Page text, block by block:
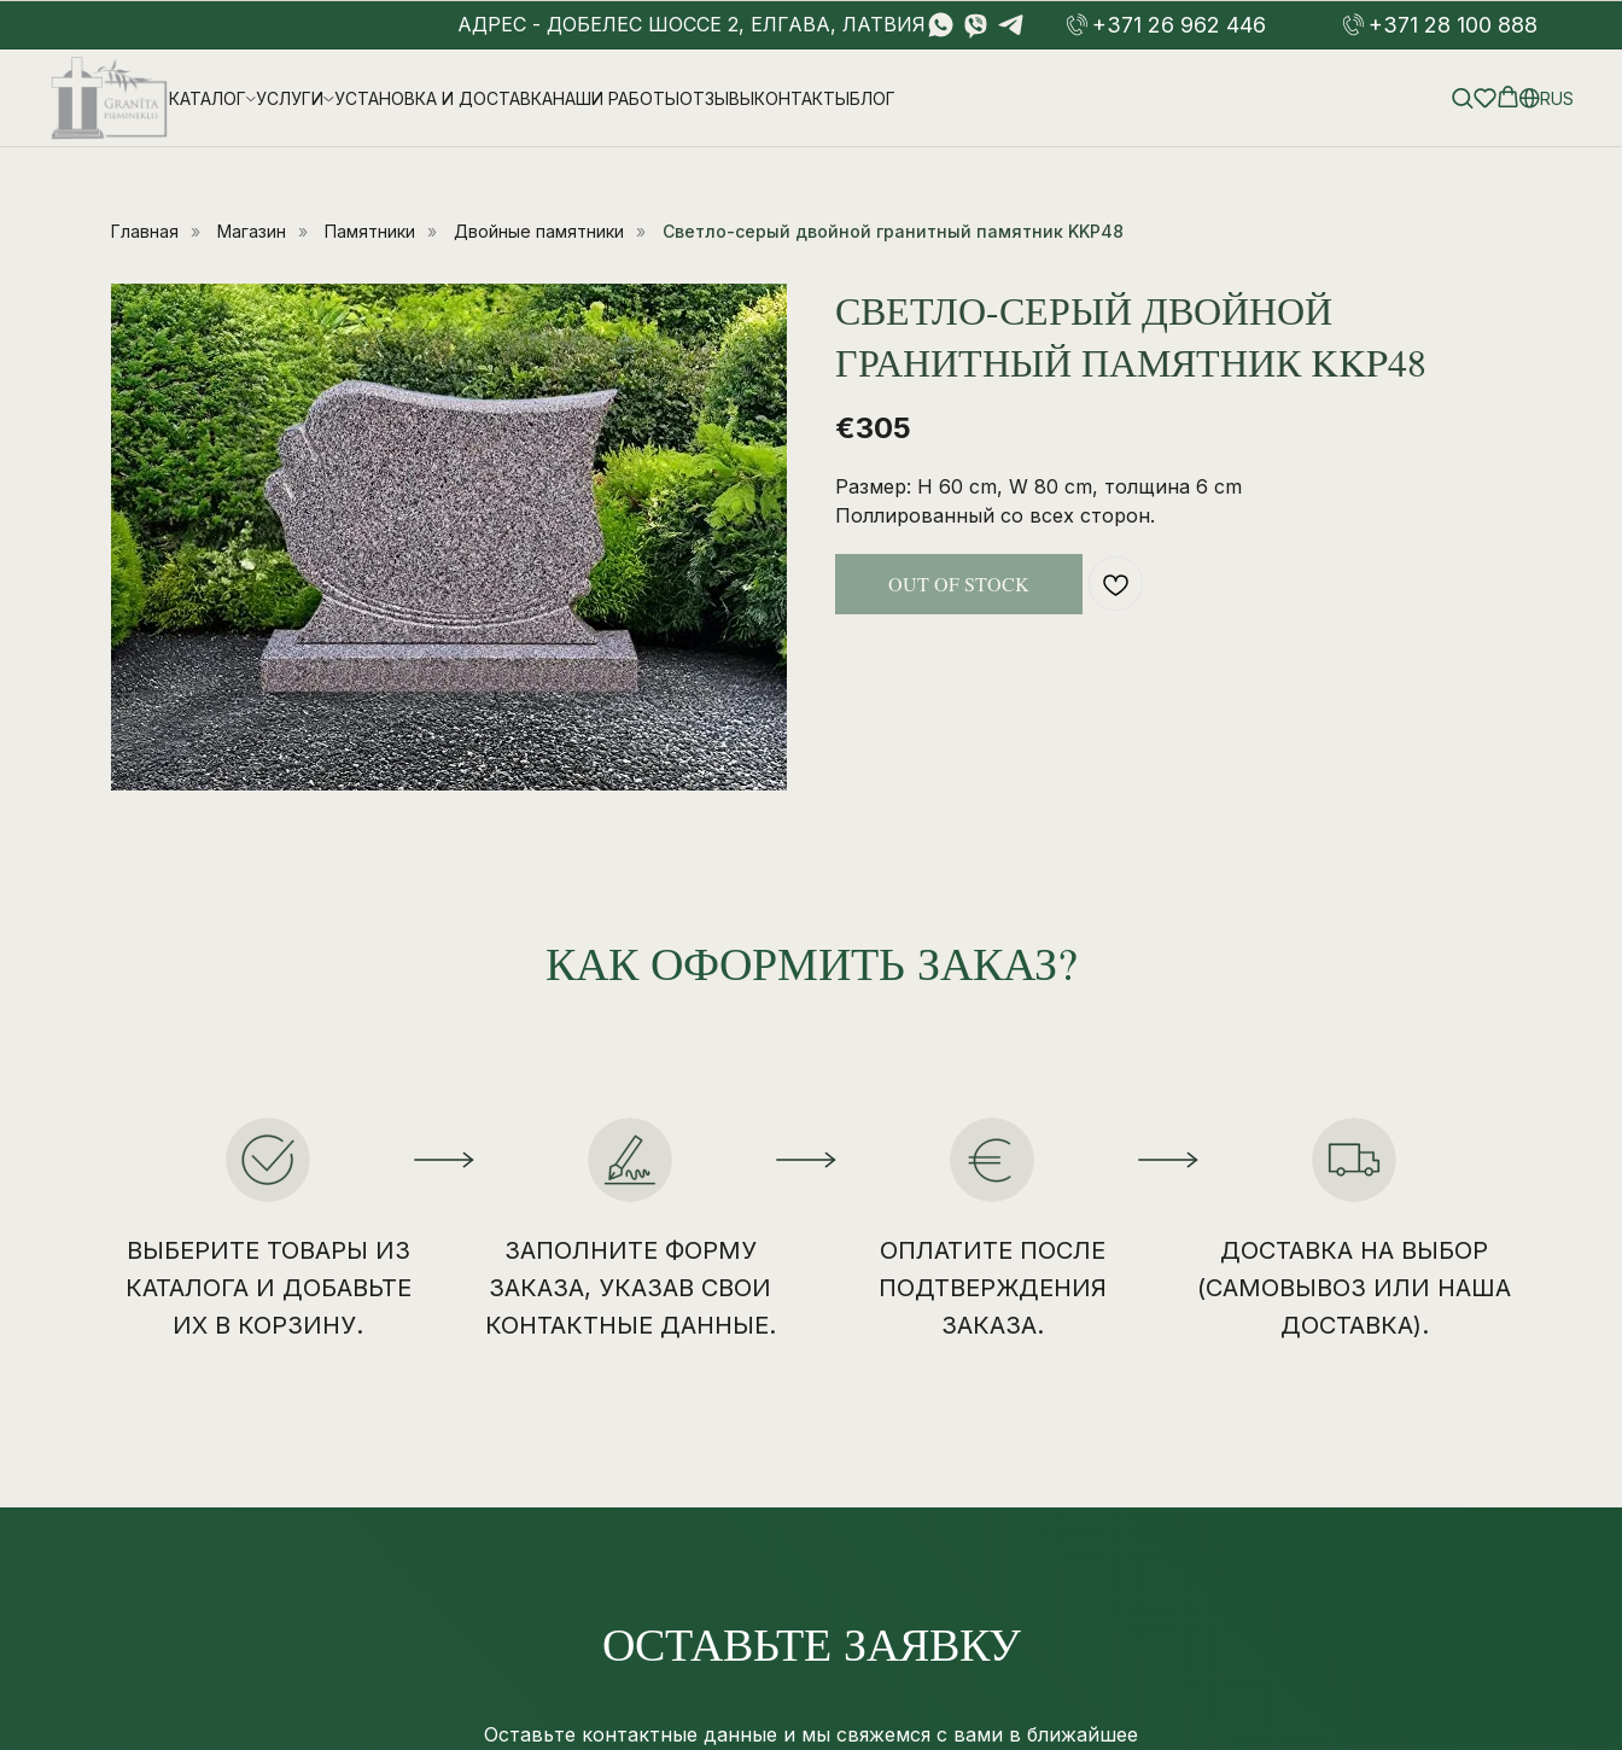
АДРЕС - ДОБЕЛЕС ШОССЕ 2, ЕЛГАВА, ЛАТВИЯ +371 26 962 446 +371 28 100 888
КАТАЛОГ УСЛУГИ УСТАНОВКА И ДОСТАВКАНАШИ РАБОТЫОТЗЫВЫКОНТАКТЫБЛОГ RUS
Главная » Магазин » Памятники » Двойные памятники » Светло-серый двойной гранитный памятник KKP48
СВЕТЛО-СЕРЫЙ ДВОЙНОЙ
ГРАНИТНЫЙ ПАМЯТНИК KKP48
€305
Размер: H 60 cm, W 80 cm, толщина 6 cm
Поллированный со всех сторон.
OUT OF STOCK
КАК ОФОРМИТЬ ЗАКАЗ?
ВЫБЕРИТЕ ТОВАРЫ ИЗ
КАТАЛОГА И ДОБАВЬТЕ
ИХ В КОРЗИНУ.
ЗАПОЛНИТЕ ФОРМУ
ЗАКАЗА, УКАЗАВ СВОИ
КОНТАКТНЫЕ ДАННЫЕ.
ОПЛАТИТЕ ПОСЛЕ
ПОДТВЕРЖДЕНИЯ
ЗАКАЗА.
ДОСТАВКА НА ВЫБОР
(САМОВЫВОЗ ИЛИ НАША
ДОСТАВКА).
ОСТАВЬТЕ ЗАЯВКУ
Оставьте контактные данные и мы свяжемся с вами в ближайшее